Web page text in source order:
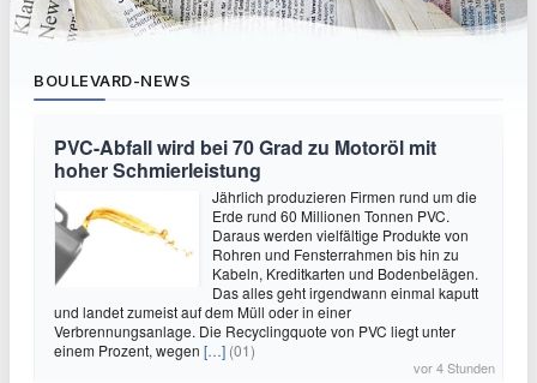
BOULEVARD-NEWS
PVC-Abfall wird bei 70 Grad zu Motoröl mit
hoher Schmierleistung
Jährlich produzieren Firmen rund um die
Erde rund 60 Millionen Tonnen PVC.
Daraus werden vielfältige Produkte von
Rohren und Fensterrahmen bis hin zu
Kabeln, Kreditkarten und Bodenbelägen.
Das alles geht irgendwann einmal kaputt
und landet zumeist auf dem Müll oder in einer
Verbrennungsanlage. Die Recyclingquote von PVC liegt unter
einem Prozent, wegen […] (01)
vor 4 Stunden